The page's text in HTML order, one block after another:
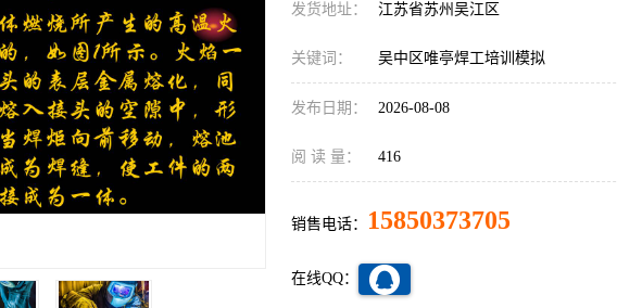
发货地址： 江苏省苏州吴江区
关键词： 吴中区唯亭焊工培训模拟
发布日期： 2026-08-08
阅 读 量： 416
销售电话： 15850373705
在线QQ：